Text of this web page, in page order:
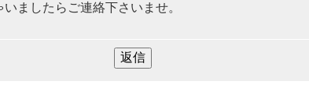
ましたらご連絡下さいませ。